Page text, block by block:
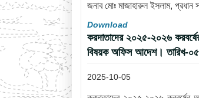
জনাব মোঃ মাজাহারুল ইসলাম, প্রধান
Download
করদাতাদের ২০২৫-২০২৬
বিষয়ক অফিস আদেশ। তারিখ-
2025-10-05